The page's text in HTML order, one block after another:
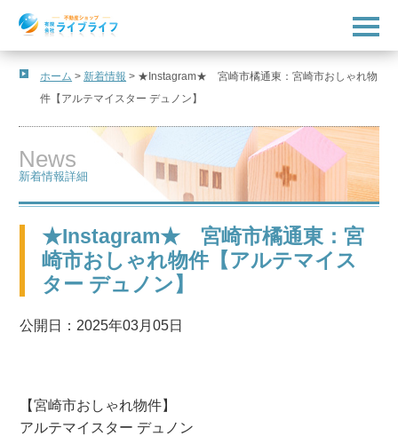
t
o
g
l
v
i
t
i
o
ホーム > 新着情報 > ★Instagram★ 宮崎市橘通東：宮崎市おしゃれ物
件【アルテマイスター デュノン】
News
新着情報詳細
★Instagram★ 宮崎市橘通東：宮
崎市おしゃれ物件【アルテマイス
ター デュノン】
公開日：2025年03月05日
【宮崎市おしゃれ物件】
アルテマイスター デュノン